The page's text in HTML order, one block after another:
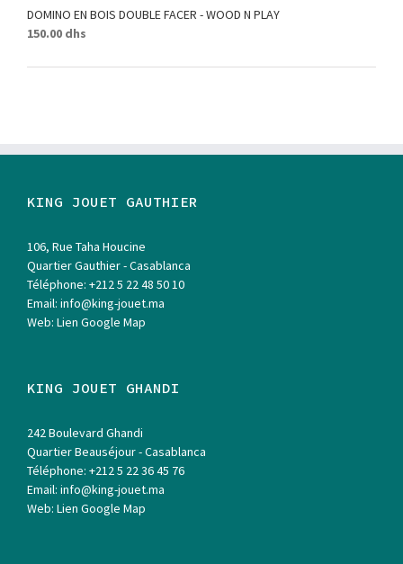
DOMINO EN BOIS DOUBLE FACER - WOOD N PLAY
150.00 dhs
KING JOUET GAUTHIER
106, Rue Taha Houcine
Quartier Gauthier - Casablanca
Téléphone: +212 5 22 48 50 10
Email: info@king-jouet.ma
Web: Lien Google Map
KING JOUET GHANDI
242 Boulevard Ghandi
Quartier Beauséjour - Casablanca
Téléphone: +212 5 22 36 45 76
Email: info@king-jouet.ma
Web: Lien Google Map